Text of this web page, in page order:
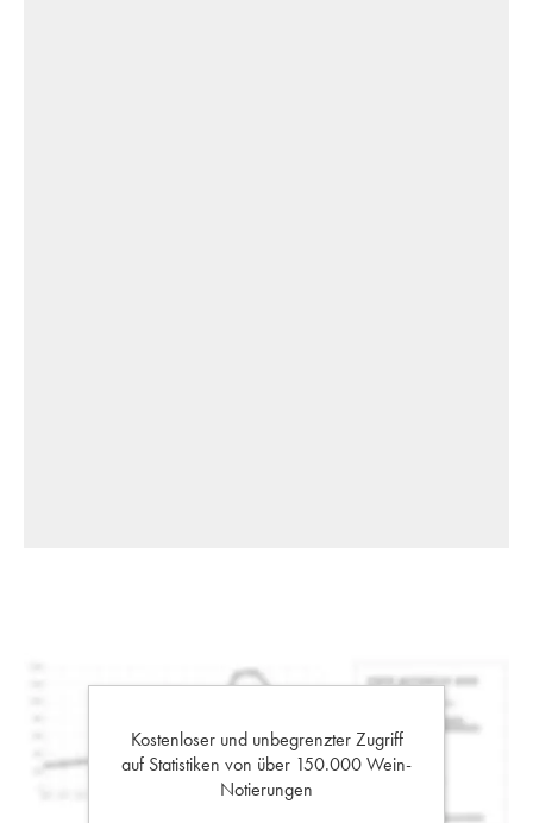
Kostenloser und unbegrenzter Zugriff
auf Statistiken von über 150.000 Wein-
Notierungen